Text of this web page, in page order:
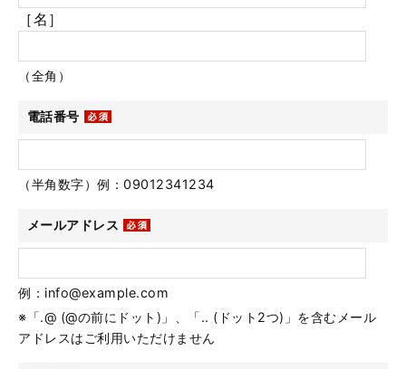
［名］
（全角）
電話番号
（半角数字）例：09012341234
メールアドレス
例：info@example.com
※「.@ (@の前にドット)」、「.. (ドット2つ)」を含むメール
アドレスはご利用いただけません